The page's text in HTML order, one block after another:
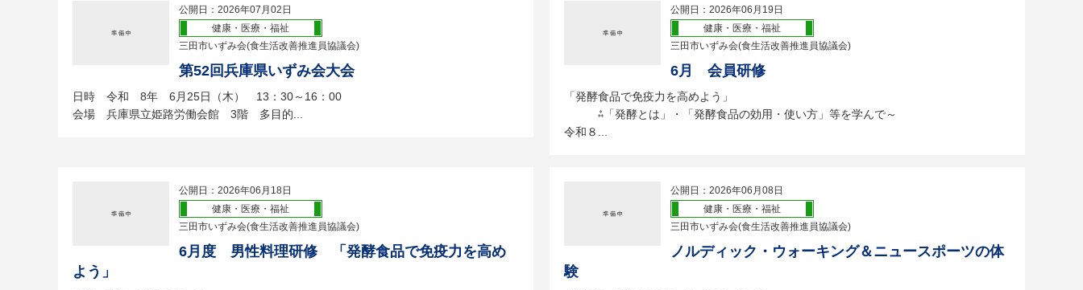
公開日：2026年07月02日
健康・医療・福祉
三田市いずみ会(食生活改善推進員協議会)
第52回兵庫県いずみ会大会
日時 令和 8年 6月25日（木） 13：30～16：00
会場 兵庫県立姫路労働会館 3階 多目的...
公開日：2026年06月19日
健康・医療・福祉
三田市いずみ会(食生活改善推進員協議会)
6月 会員研修
「発酵食品で免疫力を高めよう」
⁂「発酵とは」・「発酵食品の効用・使い方」等を学んで～
令和８...
公開日：2026年06月18日
健康・医療・福祉
三田市いずみ会(食生活改善推進員協議会)
6月度 男性料理研修 「発酵食品で免疫力を高め
よう」
公開日：2026年06月08日
健康・医療・福祉
三田市いずみ会(食生活改善推進員協議会)
ノルディック・ウォーキング＆ニュースポーツの体
験